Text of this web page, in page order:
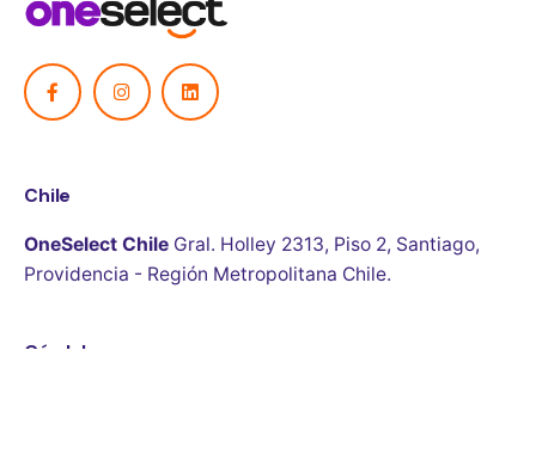
Chile
OneSelect Chile Gral. Holley 2313, Piso 2, Santiago,
Providencia - Región Metropolitana Chile.
Córdoba